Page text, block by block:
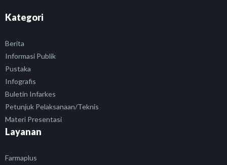
Kategori
Berita
Informasi Publik
Pustaka
Infografis
Buletin Infarkes
Petunjuk Pelaksanaan/Teknis
Materi Presentasi
Layanan
Farmaplus